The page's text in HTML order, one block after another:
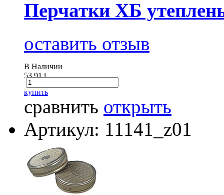
Перчатки ХБ
оставить отзыв
В Наличии
53.91i
купить
сравнить открыть
Артикул: 11141_z01